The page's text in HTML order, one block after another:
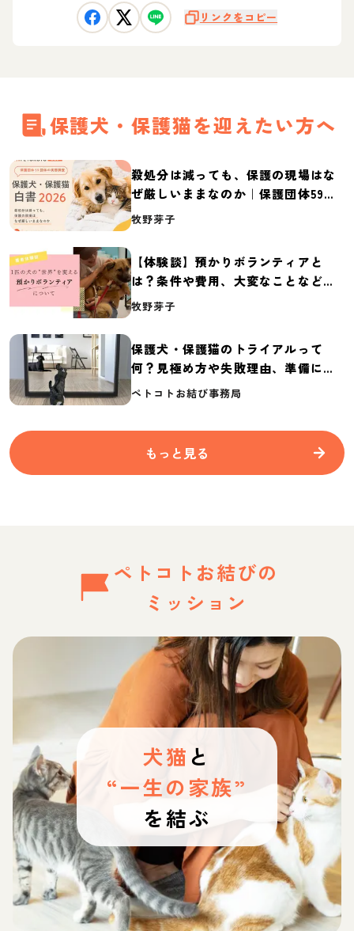
リンクをコピー
保護犬・保護猫を迎えたい方へ
殺処分は減っても、保護の現場はな
ぜ厳しいままなのか｜保護団体59団
体の実態調査【保護犬・保護猫白書
牧野芽子
【体験談】預かりボランティアと
は？条件や費用、大変なことなど紹
介
牧野芽子
保護犬・保護猫のトライアルって
何？見極め方や失敗理由、準備に必
要なものを紹介
ペトコトお結び事務局
もっと見る
ペトコトお結びの
ミッション
犬猫 と
“一生の家族”
を結ぶ